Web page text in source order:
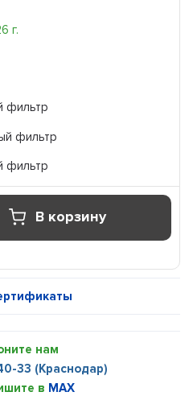
г.
фильтр
фильтр
фильтр
В корзину
нам
33 (Краснодар)
в MAX